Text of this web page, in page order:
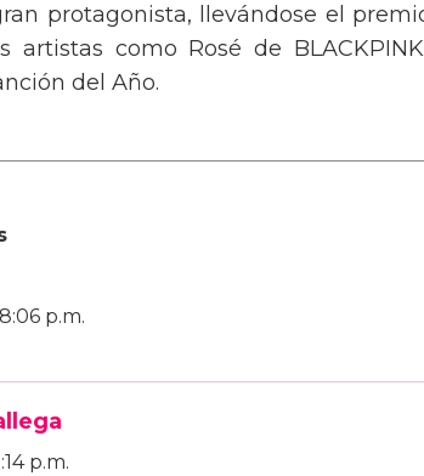
protagonista, llevándose el
artistas como Rosé de
del Año.
p.m.
p.m.